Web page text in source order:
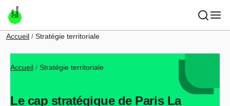
Aller au contenu principal
Fil d'Ariane
Accueil Stratégie territoriale
Fil d'Ariane
Accueil Stratégie territoriale
Le cap stratégique de Paris La